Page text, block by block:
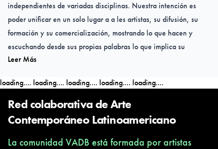
independientes de variadas disciplinas. Nuestra intención es
poder unificar en un solo lugar a a les artistas, su difusión, su
formación y su comercialización, mostrando lo que hacen y
escuchando desde sus propias palabras lo que implica su
trabajo. A su vez, se da la posibilidad de abrir nuevas puertas
similitudes que se encuentran con artistas latinoamericanos.
Leer Más
loading.... loading.... loading.... loading.... loading....
Red colaborativa de Arte
Contemporáneo Latinoamericano
La comunidad VADB está formada por artistas